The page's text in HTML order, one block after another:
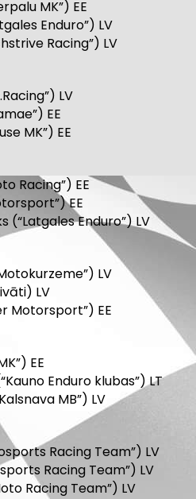
MK”) EE
Enduro”) LV
Racing”) LV
LV
EE
MK”) EE
Racing”) EE
EE
(“Latgales Enduro”) LV
LV
LV
Motorsport”) EE
EE
Enduro klubas”) LT
MB”) LV
Racing Team”) LV
Racing Team”) LV
Racing Team”) LV